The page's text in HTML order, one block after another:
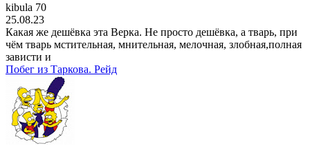
kibula 70
25.08.23
Какая же дешёвка эта Верка. Не просто дешёвка, а тварь, при
чём тварь мстительная, мнительная, мелочная, злобная,полная
зависти и
Побег из Таркова. Рейд